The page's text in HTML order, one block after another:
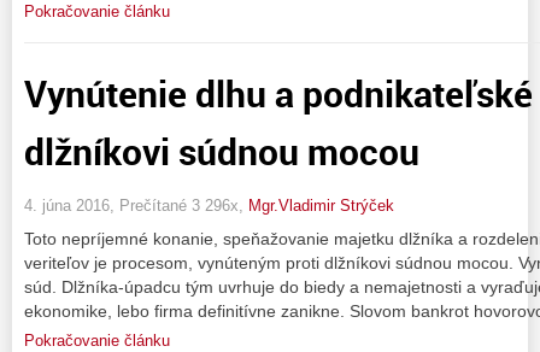
Pokračovanie článku
Vynútenie dlhu a
dlžníkovi súdnou mocou
4. júna 2016, Prečítané 3 296x, Mgr.Vladimir Strýček
Toto nepríjemné konanie, speňažovanie majetku dlžníka a
veriteľov je procesom, vynúteným proti dlžníkovi súdnou mocou.
súd. Dlžníka-úpadcu tým uvrhuje do biedy a nemajetnosti a
ekonomike, lebo firma definitívne zanikne. Slovom bankrot
Pokračovanie článku